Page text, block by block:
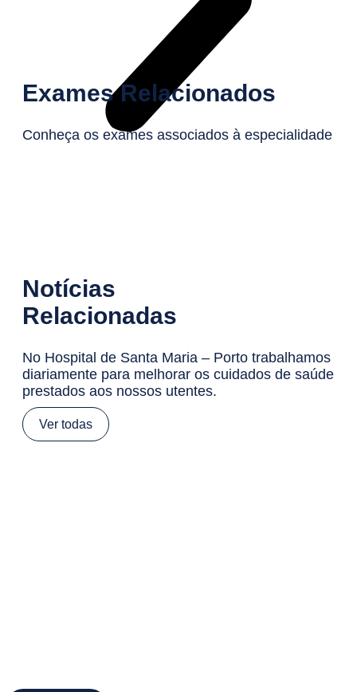
Exames Relacionados
Conheça os exames associados à especialidade
Notícias
Relacionadas
No Hospital de Santa Maria – Porto trabalhamos
diariamente para melhorar os cuidados de saúde
prestados aos nossos utentes.
Ver todas